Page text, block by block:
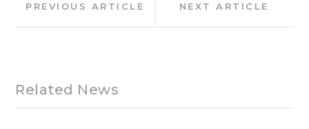
navigation
PREVIOUS ARTICLE NEXT ARTICLE
Related News